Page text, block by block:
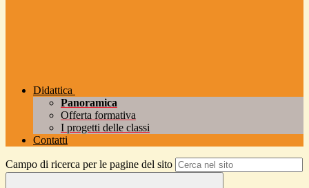
Didattica
Panoramica
Offerta formativa
I progetti delle classi
Contatti
Campo di ricerca per le pagine del sito